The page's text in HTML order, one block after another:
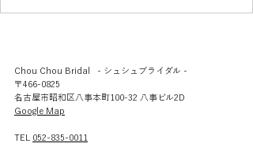
Chou Chou Bridal - シュシュブライダル -
〒466-0825
名古屋市昭和区八事本町100-32 八事ビル2D
​Google Map
TEL 052-835-0011